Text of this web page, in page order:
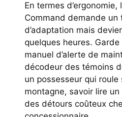
En termes
Command demande un
d’adaptation mais
quelques heures.
manuel d’alerte de
décodeur des témoins
un possesseur qui roule
montagne, savoir lire un
des détours coûteux